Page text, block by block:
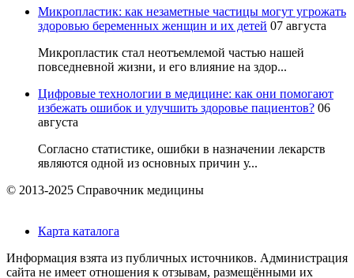
Микропластик: как незаметные частицы могут угрожать
здоровью беременных женщин и их детей 07 августа
Микропластик стал неотъемлемой частью нашей
повседневной жизни, и его влияние на здор...
Цифровые технологии в медицине: как они помогают
избежать ошибок и улучшить здоровье пациентов? 06
августа
Согласно статистике, ошибки в назначении лекарств
являются одной из основных причин у...
© 2013-2025 Справочник медицины
Карта каталога
Информация взята из публичных источников. Администрация
сайта не имеет отношения к отзывам, размещёнными их